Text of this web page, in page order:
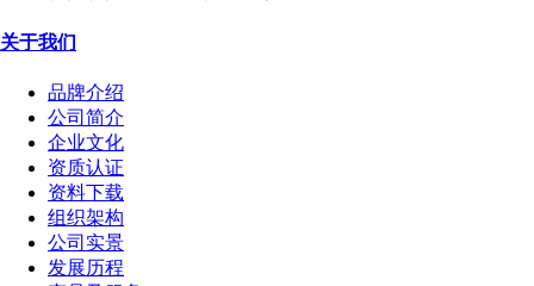
关于我们
品牌介绍
公司简介
企业文化
资质认证
资料下载
组织架构
公司实景
发展历程